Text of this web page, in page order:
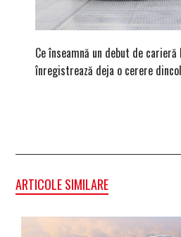
Ce înseamnă un debut de
înregistrează deja o cerere
ARTICOLE SIMILARE